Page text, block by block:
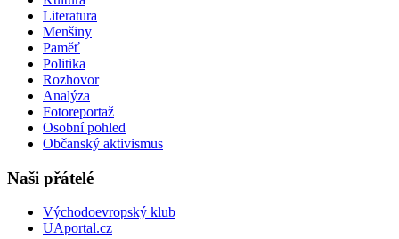
Literatura
Menšiny
Paměť
Politika
Rozhovor
Analýza
Fotoreportaž
Osobní pohled
Občanský aktivismus
Naši přátelé
Východoevropský klub
UAportal.cz